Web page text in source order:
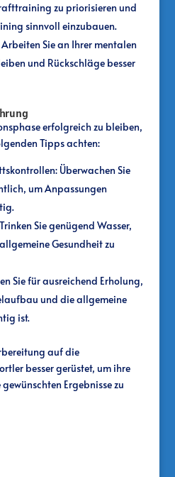
zu priorisieren und
sinnvoll einzubauen.
Sie an Ihrer mentalen
und Rückschläge besser
erfolgreich zu bleiben,
Tipps achten:
Überwachen Sie
um Anpassungen
Sie genügend Wasser,
Gesundheit zu
Sie für ausreichend Erholung,
und die allgemeine
ist.
auf die
besser gerüstet, um ihre
Ergebnisse zu